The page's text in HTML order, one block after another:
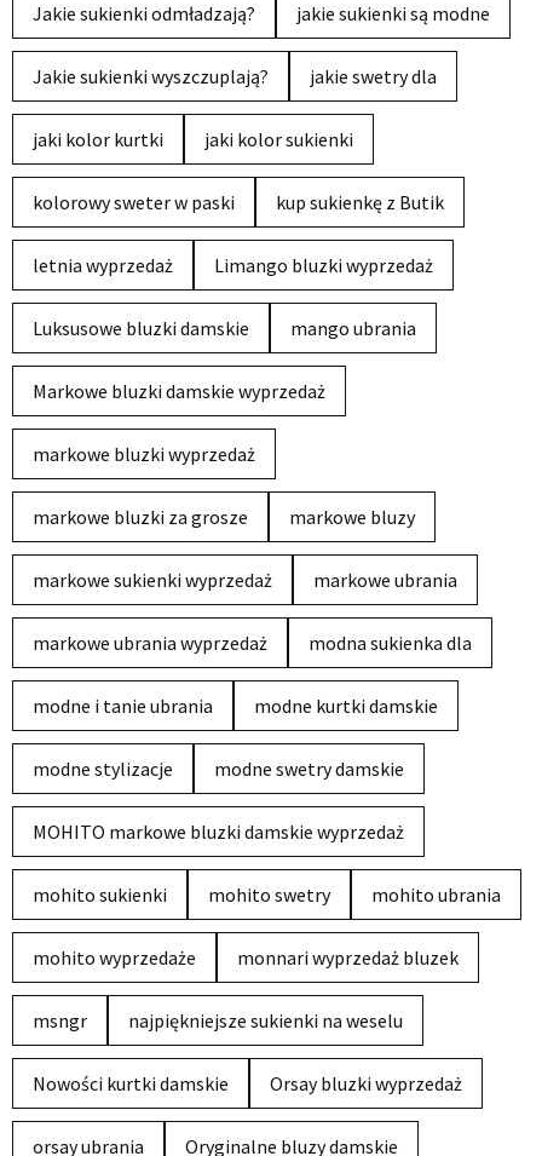
Jakie sukienki odmładzają? jakie sukienki są modne
Jakie sukienki wyszczuplają? jakie swetry dla
jaki kolor kurtki jaki kolor sukienki
kolorowy sweter w paski kup sukienkę z Butik
letnia wyprzedaż Limango bluzki wyprzedaż
Luksusowe bluzki damskie mango ubrania
Markowe bluzki damskie wyprzedaż
markowe bluzki wyprzedaż
markowe bluzki za grosze markowe bluzy
markowe sukienki wyprzedaż markowe ubrania
markowe ubrania wyprzedaż modna sukienka dla
modne i tanie ubrania modne kurtki damskie
modne stylizacje modne swetry damskie
MOHITO markowe bluzki damskie wyprzedaż
mohito sukienki mohito swetry mohito ubrania
mohito wyprzedaże monnari wyprzedaż bluzek
msngr najpiękniejsze sukienki na weselu
Nowości kurtki damskie Orsay bluzki wyprzedaż
orsay ubrania Oryginalne bluzy damskie